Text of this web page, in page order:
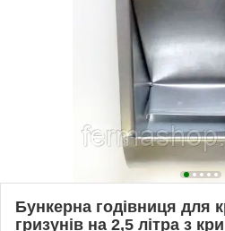
Бункерна годівниця для
гризунів на 2,5 літра з